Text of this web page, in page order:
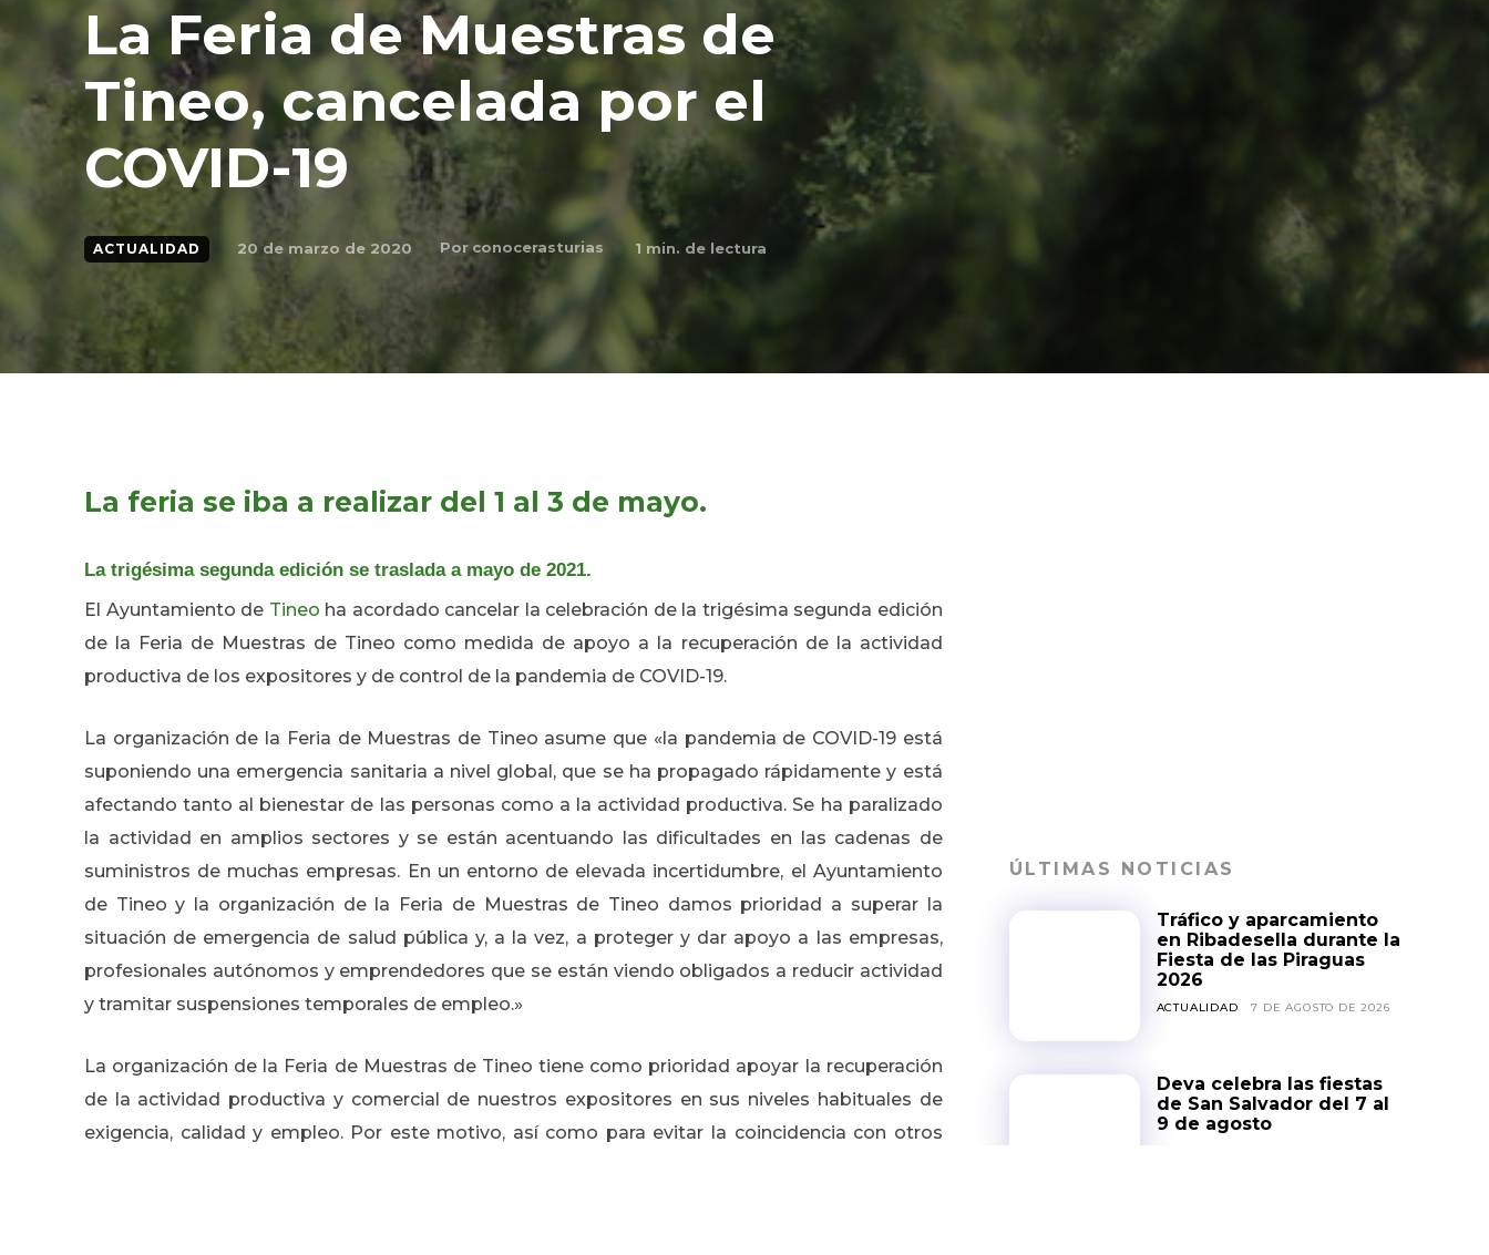
La Feria de Muestras de
Tineo, cancelada por el
COVID-19
ACTUALIDAD 20 de marzo de 2020 Porconocerasturias 1 min. de lectura
La feria se iba a realizar del 1 al 3 de mayo.
La trigésima segunda edición se traslada a mayo de 2021.
El Ayuntamiento de Tineo ha acordado cancelar la celebración de la trigésima segunda edición
de la Feria de Muestras de Tineo como medida de apoyo a la recuperación de la actividad
productiva de los expositores y de control de la pandemia de COVID-19.
La organización de la Feria de Muestras de Tineo asume que «la pandemia de COVID-19 está
suponiendo una emergencia sanitaria a nivel global, que se ha propagado rápidamente y está
afectando tanto al bienestar de las personas como a la actividad productiva. Se ha paralizado
la actividad en amplios sectores y se están acentuando las dificultades en las cadenas de
suministros de muchas empresas. En un entorno de elevada incertidumbre, el Ayuntamiento
de Tineo y la organización de la Feria de Muestras de Tineo damos prioridad a superar la
situación de emergencia de salud pública y, a la vez, a proteger y dar apoyo a las empresas,
profesionales autónomos y emprendedores que se están viendo obligados a reducir actividad
y tramitar suspensiones temporales de empleo.»
La organización de la Feria de Muestras de Tineo tiene como prioridad apoyar la recuperación
de la actividad productiva y comercial de nuestros expositores en sus niveles habituales de
exigencia, calidad y empleo. Por este motivo, así como para evitar la coincidencia con otros
ÚLTIMAS NOTICIAS
Tráfico y aparcamiento
en Ribadesella durante la
Fiesta de las Piraguas
2026
ACTUALIDAD 7 DE AGOSTO DE 2026
Deva celebra las fiestas
de San Salvador del 7 al
9 de agosto